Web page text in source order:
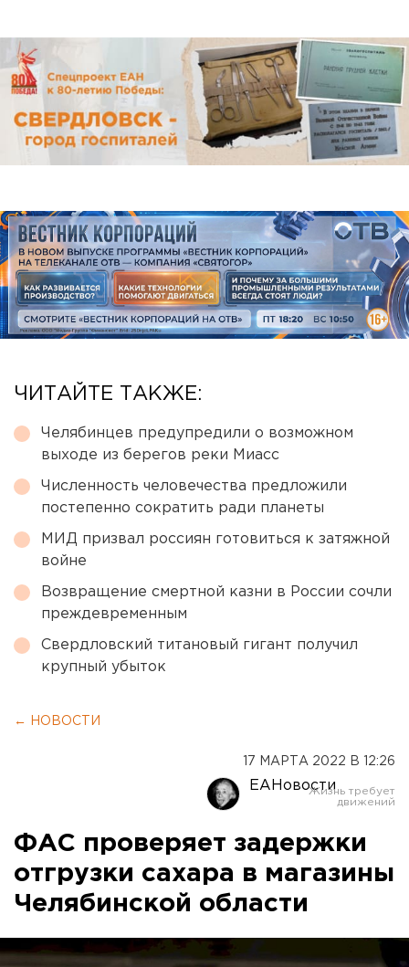
ЧИТАЙТЕ ТАКЖЕ:
Челябинцев предупредили о возможном
выходе из берегов реки Миасс
Численность человечества предложили
постепенно сократить ради планеты
МИД призвал россиян готовиться к затяжной
войне
Возвращение смертной казни в России сочли
преждевременным
Свердловский титановый гигант получил
крупный убыток
← НОВОСТИ
17 МАРТА 2022 В 12:26
ЕАНовости
ФАС проверяет задержки
отгрузки сахара в магазины
Челябинской области